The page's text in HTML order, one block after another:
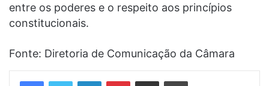
entre os poderes e o respeito aos princípios
constitucionais.
Fonte: Diretoria de Comunicação da Câmara
LinkedinPinterestCompartilhar via e-mail Imprimir